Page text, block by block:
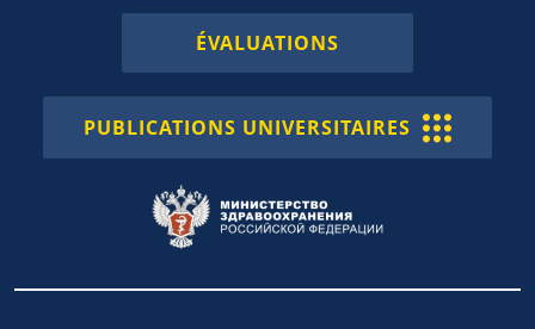
ÉVALUATIONS
PUBLICATIONS UNIVERSITAIRES